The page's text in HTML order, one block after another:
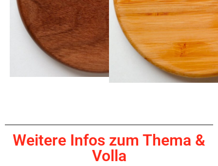
Weitere Infos zum Thema &
Volla